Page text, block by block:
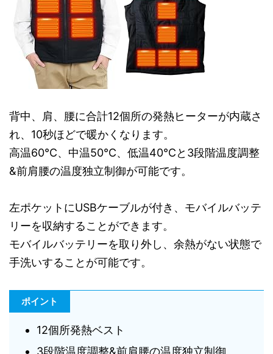
背中、肩、腰に合計12個所の発熱ヒーターが内蔵さ
れ、10秒ほどで暖かくなります。
高温60℃、中温50℃、低温40℃と3段階温度調整
&前肩腰の温度独立制御が可能です。
左ポケットにUSBケーブルが付き、モバイルバッテ
リーを収納することができます。
モバイルバッテリーを取り外し、余熱がない状態で
手洗いすることが可能です。
ポイント
12個所発熱ベスト
3段階温度調整&前肩腰の温度独立制御